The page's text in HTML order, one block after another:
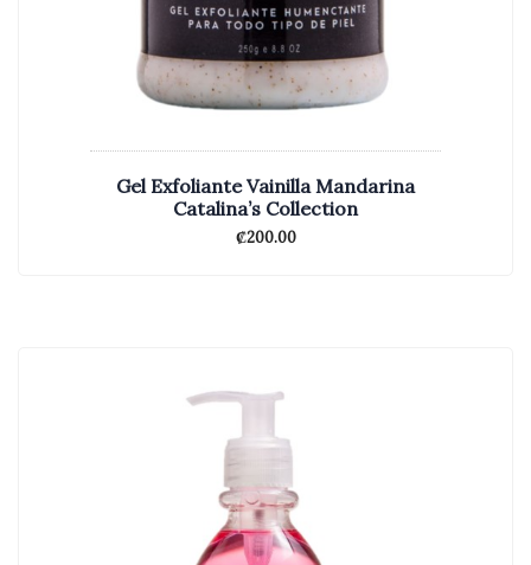
Gel Exfoliante Vainilla Mandarina
Catalina’s Collection
₡200.00